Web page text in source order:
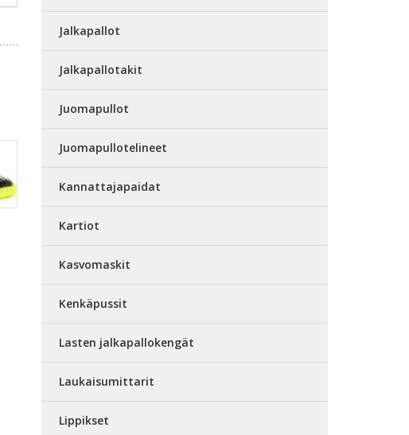
Jalkapallot
Jalkapallotakit
Juomapullot
Juomapullotelineet
Kannattajapaidat
Kartiot
Kasvomaskit
Kenkäpussit
Lasten jalkapallokengät
Laukaisumittarit
Lippikset